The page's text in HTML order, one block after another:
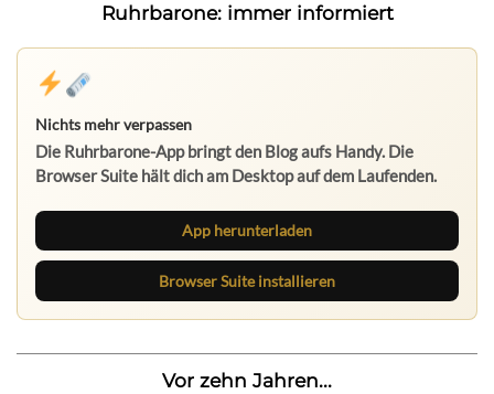
Ruhrbarone: immer informiert
Nichts mehr verpassen
Die Ruhrbarone-App bringt den Blog aufs Handy. Die
Browser Suite hält dich am Desktop auf dem Laufenden.
App herunterladen
Browser Suite installieren
Vor zehn Jahren...